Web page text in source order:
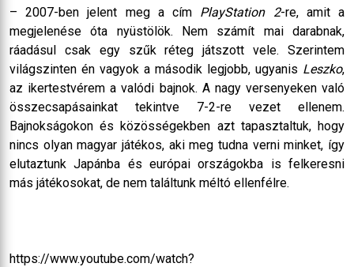
– 2007-ben jelent meg a cím PlayStation 2-re, amit a
megjelenése óta nyüstölök. Nem számít mai darabnak,
ráadásul csak egy szűk réteg játszott vele. Szerintem
világszinten én vagyok a második legjobb, ugyanis Leszko,
az ikertestvérem a valódi bajnok. A nagy versenyeken való
összecsapásainkat tekintve 7-2-re vezet ellenem.
Bajnokságokon és közösségekben azt tapasztaltuk, hogy
nincs olyan magyar játékos, aki meg tudna verni minket, így
elutaztunk Japánba és európai országokba is felkeresni
más játékosokat, de nem találtunk méltó ellenfélre.
https://www.youtube.com/watch?